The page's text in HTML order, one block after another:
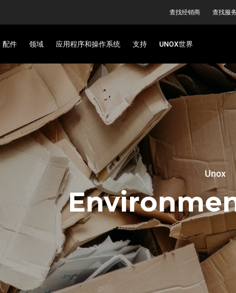
查找经销商 查找服
配件 领域 应用程序和操作系统 支持 UNOX世界
Unox